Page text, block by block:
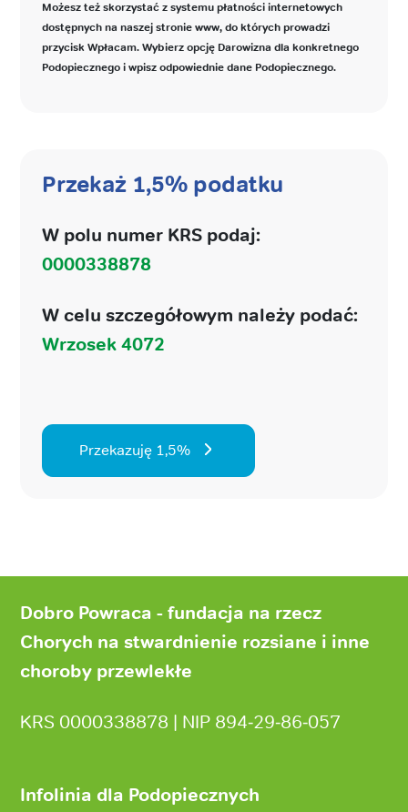
Możesz też skorzystać z systemu płatności internetowych
dostępnych na naszej stronie www, do których prowadzi
przycisk Wpłacam. Wybierz opcję Darowizna dla konkretnego
Podopiecznego i wpisz odpowiednie dane Podopiecznego.
Przekaż 1,5% podatku
W polu numer KRS podaj:
0000338878
W celu szczegółowym należy podać:
Wrzosek 4072
Przekazuję 1,5%
stronyDobro Powraca - fundacja na rzecz
Chorych na stwardnienie rozsiane i inne
choroby przewlekłe
KRS 0000338878 | NIP 894‑29‑86‑057
Infolinia dla Podopiecznych